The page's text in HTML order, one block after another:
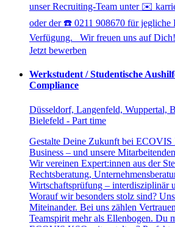
unser Recruiting-Team unter ✉️
oder der ☎️ 0211 908670 für jegliche
Verfügung. Wir freuen uns auf Dich!
Jetzt bewerben
Werkstudent / Studentische
Compliance
Düsseldorf, Langenfeld, Wuppertal,
Bielefeld - Part time
Gestalte Deine Zukunft bei ECOVIS
Business – und unsere
Wir vereinen Expert:innen aus der
Rechtsberatung,
Wirtschaftsprüfung – interdisziplinär
Worauf wir besonders stolz sind?
Miteinander. Bei uns zählen
Teamspirit mehr als Ellenbogen. Du